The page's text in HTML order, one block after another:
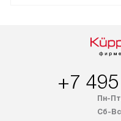
дополнительно.
+7
Пн-
Сб-